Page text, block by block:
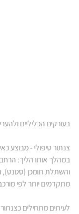
בעורקים הכליליים
צנתור טיפולי - מבוצע
במהלך אותו הליך:
והשתלת תומכן (סטנט),
מתקדמים יותר לפי
לעיתים מתחילים